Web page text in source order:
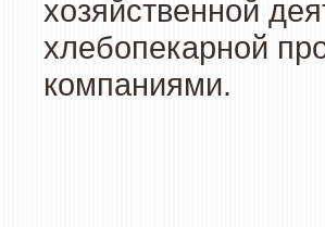
хозяйственной
хлебопекарной
компаниями.